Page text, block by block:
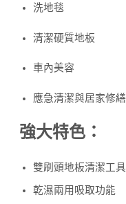
洗地毯
清潔硬質地板
車內美容
應急清潔與居家修繕
強大特色 ：
雙刷頭地板清潔工具
乾濕兩用吸取功能